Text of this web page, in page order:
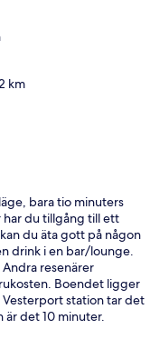
km
bara tio minuters
har du tillgång till ett
du äta gott på någon
drink i en bar/lounge.
resenärer
Boendet ligger
station tar det
är det 10 minuter.